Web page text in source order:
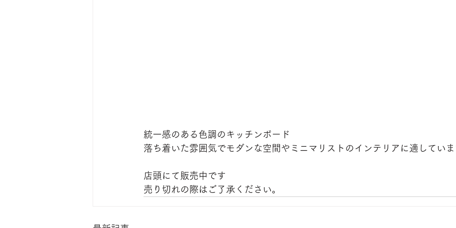
統一感のある色調のキッチンボード
落ち着いた雰囲気でモダンな空間やミニマリストのインテリアに適していま
店頭にて販売中です
売り切れの際はご了承ください。